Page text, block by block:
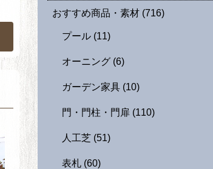
おすすめ商品・素材 (716)
プール (11)
オーニング (6)
ガーデン家具 (10)
門・門柱・門扉 (110)
人工芝 (51)
表札 (60)